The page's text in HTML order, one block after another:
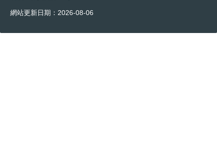
網站更新日期： 2026-08-06